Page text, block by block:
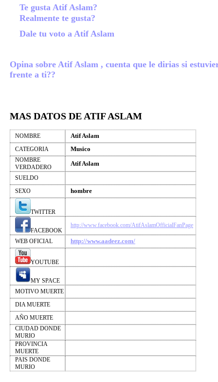
Te gusta Atif Aslam?
Realmente te gusta?
Dale tu voto a Atif Aslam
Opina sobre Atif Aslam , cuenta que le dirias si
frente a ti??
MAS DATOS DE ATIF ASLAM
NOMBRE Atif Aslam
CATEGORIA Musico
NOMBRE
VERDADERO
Atif Aslam
SUELDO
SEXO
hombre
TWITTER
FACEBOOK
http://www.facebook.com/AtifAslamOfficialFanPage
WEB OFICIAL http://www.aadeez.com/
YOUTUBE
MY SPACE
MOTIVO MUERTE
DIA MUERTE
AÑO MUERTE
CIUDAD DONDE
MURIO
PROVINCIA
MUERTE
PAIS DONDE
MURIO